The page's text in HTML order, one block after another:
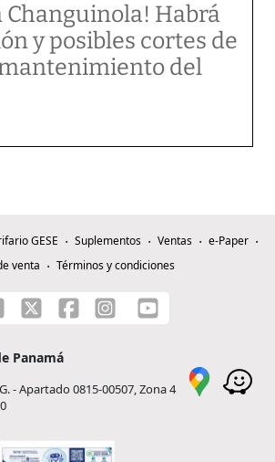
Changuinola! Habrá
y posibles cortes de
del
GESE Suplementos Ventas
e-Paper
venta
Términos y condiciones
Panamá
- Apartado 0815-00507, Zona 4